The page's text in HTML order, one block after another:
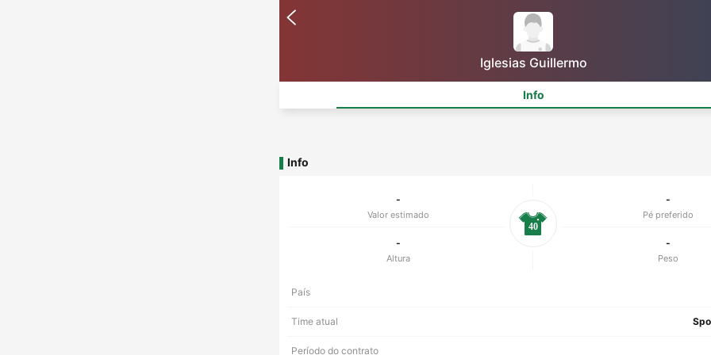
Iglesias Guillermo
Info
Info
-
Valor estimado
-
Pé preferido
-
Altura
-
Peso
40
País
Time atual
Período do contrato